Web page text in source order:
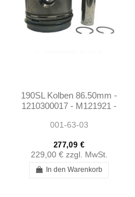
190SL Kolben 86.50mm -
1210300017 - M121921 -
001-63-03
277,09 €
229,00 € zzgl. MwSt.
In den Warenkorb